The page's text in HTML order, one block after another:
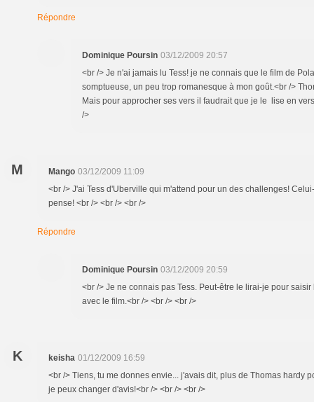
Répondre
Dominique Poursin 03/12/2009 20:57
<br /> Je n'ai jamais lu Tess! je ne connais que le film de
somptueuse, un peu trop romanesque à mon goût.<br />
Mais pour approcher ses vers il faudrait que je le lise en
/>
M Mango 03/12/2009 11:09
<br /> J'ai Tess d'Uberville qui m'attend pour un des challenges!
pense! <br /> <br /> <br />
Répondre
Dominique Poursin 03/12/2009 20:59
<br /> Je ne connais pas Tess. Peut-être le lirai-je pour
avec le film.<br /> <br /> <br />
K keisha 01/12/2009 16:59
<br /> Tiens, tu me donnes envie... j'avais dit, plus de Thomas hardy
je peux changer d'avis!<br /> <br /> <br />